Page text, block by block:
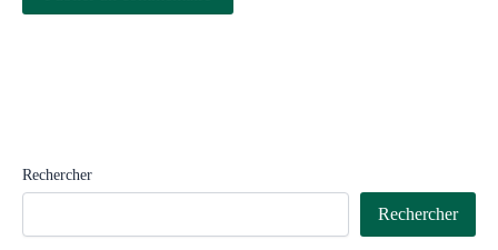
Rechercher
Rechercher